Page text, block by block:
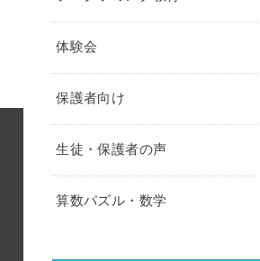
体験会
保護者向け
生徒・保護者の声
算数パズル・数学